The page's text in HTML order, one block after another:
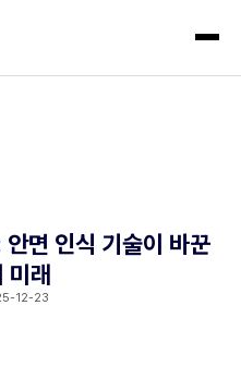
면 인식 기술이 바꾼
미래
12-23